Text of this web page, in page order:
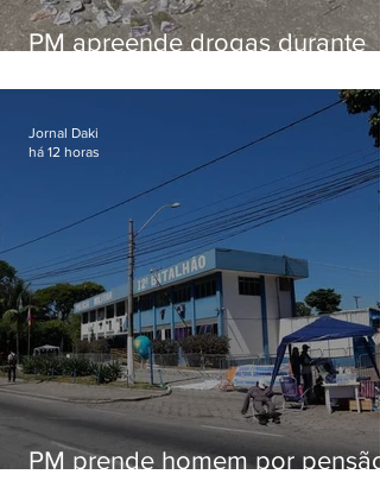
PM apreende drogas durante
PM prende homem por pensão
Jornal Daki
há 12 horas